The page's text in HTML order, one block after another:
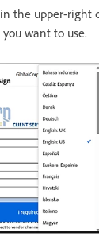
the upper-right
want to use.